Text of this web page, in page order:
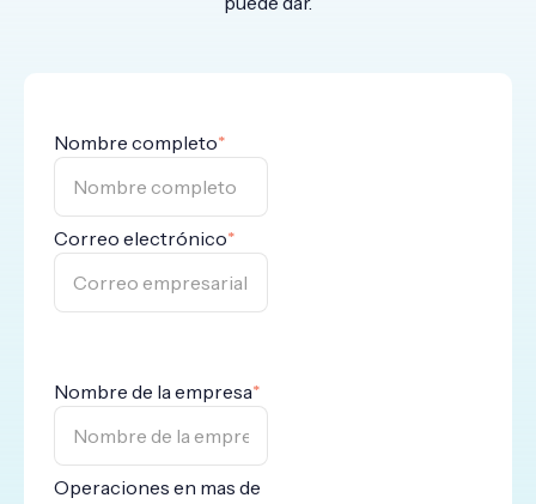
Nombre completo*
Correo electrónico*
Nombre de la empresa*
Operaciones en mas de